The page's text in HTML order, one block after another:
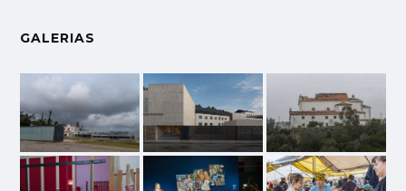
GALERIAS